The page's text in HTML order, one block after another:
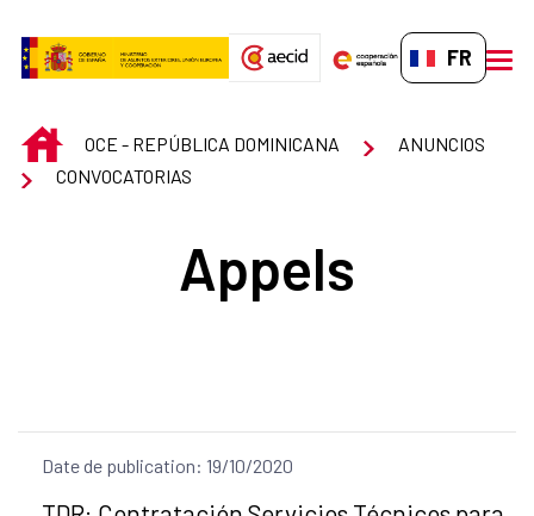
FR-FR
INICIOOCE - REPÚBLICA DOMINICANA
ANUNCIOS
CONVOCATORIAS
Appels
Date de publication: 19/10/2020